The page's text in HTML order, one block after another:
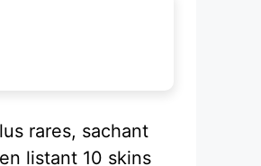
rares, sachant
listant 10 skins